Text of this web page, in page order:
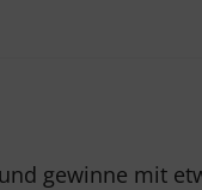
gewinne mit